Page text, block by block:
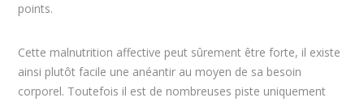
points.
Cette malnutrition affective peut sûrement être forte, il existe
ainsi plutôt facile une anéantir au moyen de sa besoin
corporel. Toutefois il est de nombreuses piste uniquement